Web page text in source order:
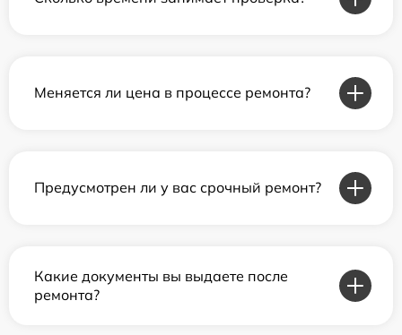
Меняется ли цена в процессе ремонта?
Предусмотрен ли у вас срочный ремонт?
Какие документы вы выдаете после
ремонта?